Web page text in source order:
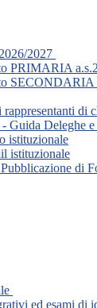
2027
PRIMARIA
SECONDARIA
di
Guida Deleghe e
istituzionale
istituzionale
di
ed esami di